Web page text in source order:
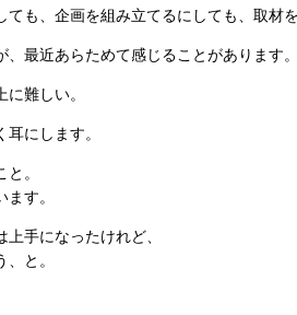
も、企画を組み立てるにしても、取材
最近あらためて感じることがあります。
に難しい。
にします。
。
す。
手になったけれど、
と。